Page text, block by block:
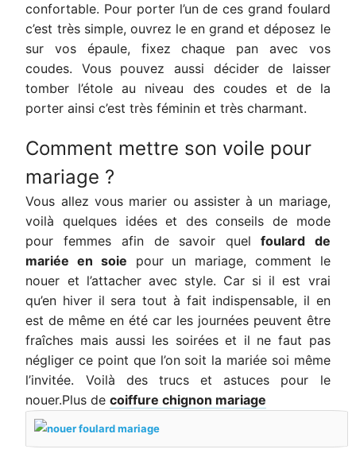
confortable. Pour porter l’un de ces grand foulard
c’est très simple, ouvrez le en grand et déposez le
sur vos épaule, fixez chaque pan avec vos
coudes. Vous pouvez aussi décider de laisser
tomber l’étole au niveau des coudes et de la
porter ainsi c’est très féminin et très charmant.
Comment mettre son voile pour
mariage ?
Vous allez vous marier ou assister à un mariage,
voilà quelques idées et des conseils de mode
pour femmes afin de savoir quel foulard de
mariée en soie pour un mariage, comment le
nouer et l’attacher avec style. Car si il est vrai
qu’en hiver il sera tout à fait indispensable, il en
est de même en été car les journées peuvent être
fraîches mais aussi les soirées et il ne faut pas
négliger ce point que l’on soit la mariée soi même
l’invitée. Voilà des trucs et astuces pour le
nouer.Plus decoiffure chignon mariage